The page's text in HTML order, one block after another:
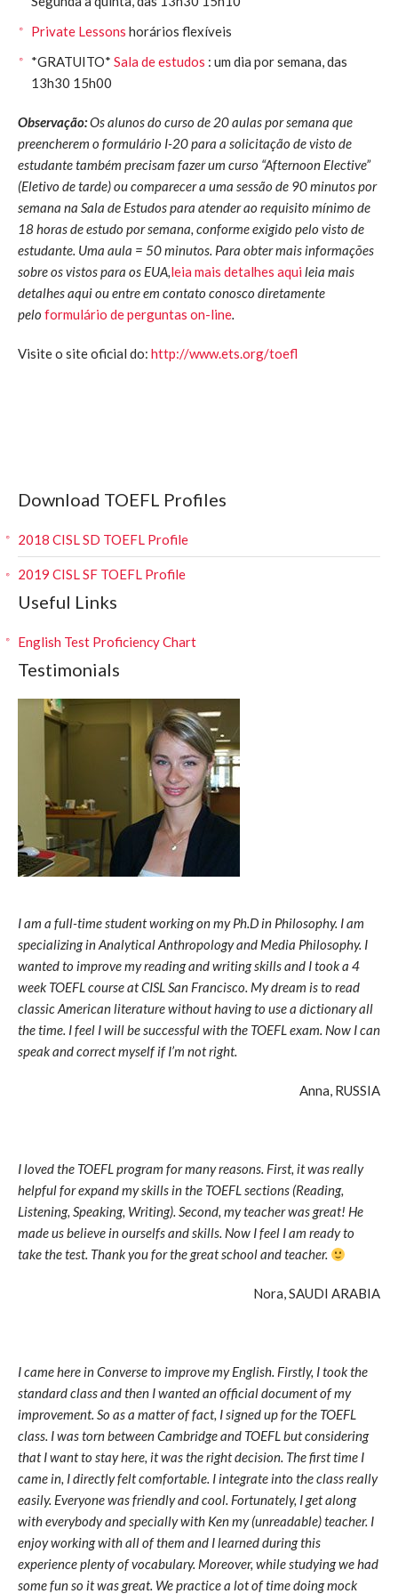
Private Lessons horários flexíveis
*GRATUITO*Sala de estudos : um dia por semana, das
13h30 15h00
Observação:Os alunos do curso de 20 aulas por semana que
preencherem o formulário I-20 para a solicitação de visto de
estudante também precisam fazer um curso “Afternoon Elective”
(Eletivo de tarde) ou comparecer a uma sessão de 90 minutos por
semana na Sala de Estudos para atender ao requisito mínimo de
18 horas de estudo por semana, conforme exigido pelo visto de
estudante. Uma aula = 50 minutos. Para obter mais informações
sobre os vistos para os EUA,leia mais detalhes aqui leia mais
detalhes aqui ou entre em contato conosco diretamente
peloformulário de perguntas on-line.
Visite o site oficial do: http://www.ets.org/toefl
Download TOEFL Profiles
2018 CISL SD TOEFL Profile
2019 CISL SF TOEFL Profile
Useful Links
English Test Proficiency Chart
Testimonials
I am a full-time student working on my Ph.D in Philosophy. I am
specializing in Analytical Anthropology and Media Philosophy. I
wanted to improve my reading and writing skills and I took a 4
week TOEFL course at CISL San Francisco. My dream is to read
classic American literature without having to use a dictionary all
the time. I feel I will be successful with the TOEFL exam. Now I can
speak and correct myself if I’m not right.
Anna, RUSSIA
I loved the TOEFL program for many reasons. First, it was really
helpful for expand my skills in the TOEFL sections (Reading,
Listening, Speaking, Writing). Second, my teacher was great! He
made us believe in ourselfs and skills. Now I feel I am ready to
take the test. Thank you for the great school and teacher.
Nora, SAUDI ARABIA
I came here in Converse to improve my English. Firstly, I took the
standard class and then I wanted an official document of my
improvement. So as a matter of fact, I signed up for the TOEFL
class. I was torn between Cambridge and TOEFL but considering
that I want to stay here, it was the right decision. The first time I
came in, I directly felt comfortable. I integrate into the class really
easily. Everyone was friendly and cool. Fortunately, I get along
with everybody and specially with Ken my (unreadable) teacher. I
enjoy working with all of them and I learned during this
experience plenty of vocabulary. Moreover, while studying we had
some fun so it was great. We practice a lot of time doing mock